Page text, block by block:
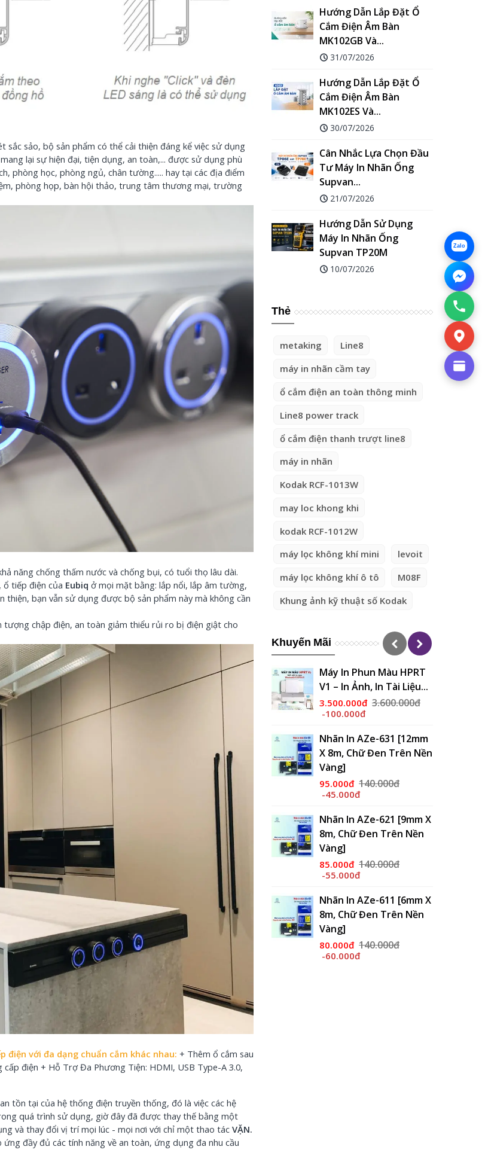
Hướng Dẫn Lắp Đặt Ổ
Cắm Điện Âm Bàn
MK102GB Và...
31/07/2026
Hướng Dẫn Lắp Đặt Ổ
Cắm Điện Âm Bàn
MK102ES Và...
30/07/2026
Cân Nhắc Lựa Chọn Đầu
Tư Máy In Nhãn Ống
Supvan...
21/07/2026
Hướng Dẫn Sử Dụng
Máy In Nhãn Ống
Supvan TP20M
10/07/2026
Thẻ
metaking
Line8
máy in nhãn cầm tay
ổ cắm điện an toàn thông minh
Line8 power track
ổ cắm điện thanh trượt line8
máy in nhãn
Kodak RCF-1013W
may loc khong khi
kodak RCF-1012W
máy lọc không khí mini
levoit
máy lọc không khí ô tô
M08F
Khung ảnh kỹ thuật số Kodak
Khuyến Mãi
Máy In Phun Màu HPRT
V1 – In Ảnh, In Tài Liệu...
3.600.000đ
Nhãn In AZe-631 [12mm
X 8m, Chữ Đen Trên Nền
140.000đ
Nhãn In AZe-621 [9mm X
8m, Chữ Đen Trên Nền
140.000đ
Nhãn In AZe-611 [6mm X
8m, Chữ Đen Trên Nền
Vàng]
80.000đ 140.000đ
-60.000đ
Nhãn In AZe-261 [36mm
X 8m, Chữ Đen Trên
Nền...
150.000đ 180.000đ
Nhãn In AZe-251 [24mm
X 8m, Chữ Đen Trên
Nền...
130.000đ
Nhãn In AZe-241 [18mm
X 8m, Chữ Đen Trên
Nền...
115.000đ
Nhãn In AZe-231 [12mm
X 8m, Chữ Đen Trên
Nền...
95.000đ 140.000đ
sảo, bộ sản phẩm có thể cải thiện đáng kể việc sử dụng
lại sự hiện đại, tiện dụng, an toàn,... được sử dụng phù
phòng học, phòng ngủ, chân tường..... hay tại các địa điểm
phòng họp, bàn hội thảo, trung tâm thương mại, trường
năng chống thấm nước và chống bụi, có tuổi thọ lâu dài.
ổ tiếp điện của Eubiq ở mọi mặt bằng: lắp nổi, lắp âm tường,
bạn vẫn sử dụng được bộ sản phẩm này mà không cần
tượng chập điện, an toàn giảm thiểu rủi ro bị điện giật cho
điện với đa dạng chuẩn cắm khác nhau: + Thêm ổ cắm sau
điện + Hỗ Trợ Đa Phương Tiện: HDMI, USB Type-A 3.0,
tồn tại của hệ thống điện truyền thống, đó là việc các hệ
quá trình sử dụng, giờ đây đã được thay thế bằng một
và thay đổi vị trí mọi lúc - mọi nơi với chỉ một thao tác VẶN.
ứng đầy đủ các tính năng về an toàn, ứng dụng đa nhu cầu
Zalo